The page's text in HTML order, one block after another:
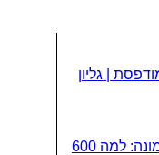
| גליון
המספרים המפתיעים של קריית שמונה: למה 600